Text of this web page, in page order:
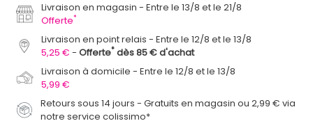
Livraison en magasin
Entre le 13/8 et le 21/8
Offerte*
Livraison en point relais
Entre le 12/8 et le 13/8
5,25 €
Offerte* dès 85 € d'achat
Livraison à domicile
Entre le 12/8 et le 13/8
5,99 €
Retours sous 14 jours - Gratuits en magasin ou 2,99 € via
notre service colissimo*